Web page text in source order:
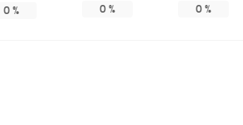
0% 0 % 0 %